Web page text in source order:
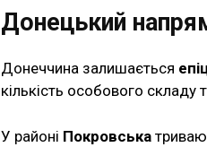
Донецький
Донеччина залишається
кількість особового складу
У районі Покровська